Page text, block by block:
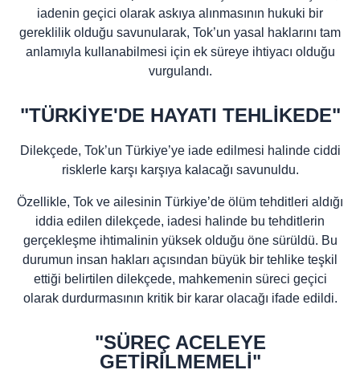
iadenin geçici olarak askıya alınmasının hukuki bir
gereklilik olduğu savunularak, Tok’un yasal haklarını tam
anlamıyla kullanabilmesi için ek süreye ihtiyacı olduğu
vurgulandı.
"TÜRKİYE'DE HAYATI TEHLİKEDE"
Dilekçede, Tok’un Türkiye’ye iade edilmesi halinde ciddi
risklerle karşı karşıya kalacağı savunuldu.
Özellikle, Tok ve ailesinin Türkiye’de ölüm tehditleri aldığı
iddia edilen dilekçede, iadesi halinde bu tehditlerin
gerçekleşme ihtimalinin yüksek olduğu öne sürüldü. Bu
durumun insan hakları açısından büyük bir tehlike teşkil
ettiği belirtilen dilekçede, mahkemenin süreci geçici
olarak durdurmasının kritik bir karar olacağı ifade edildi.
"SÜREÇ ACELEYE
GETİRİLMEMELİ"